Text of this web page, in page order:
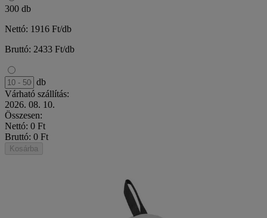
300 db
Nettó: 1916 Ft/db
Bruttó: 2433 Ft/db
db
Várható szállítás:
2026. 08. 10.
Összesen:
Nettó: 0 Ft
Bruttó: 0 Ft
Kosárba